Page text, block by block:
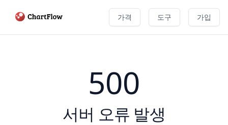
가격 도구 가입
500
서버 오류 발생